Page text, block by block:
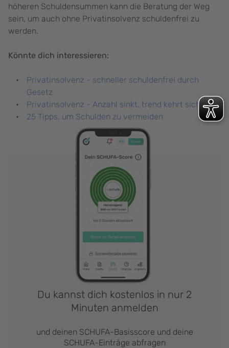
höheren Schuldensummen kann die Beratung der Weg
sein, um auch ohne Privatinsolvenz schuldenfrei zu
werden.
Könnte dich interessieren:
Privatinsolvenz - schneller schuldenfrei durch
Gesetz
Privatinsolvenz - Anzahl sinkt, trend kehrt sich um
25 Tipps, um Schulden zu vermeiden
Du kannst dich kostenlos in nur 2
Minuten anmelden
und deinen SCHUFA-Basisscore und deine
SCHUFA-Einträge abfragen